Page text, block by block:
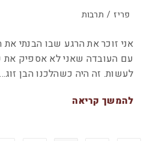
פריז / תרבות
אני זוכר את הרגע שבו הבנתי
עם העובדה שאני לא אספיק את
לעשות. זה היה כשהלכנו הבן זוג…
להמשך קריאה